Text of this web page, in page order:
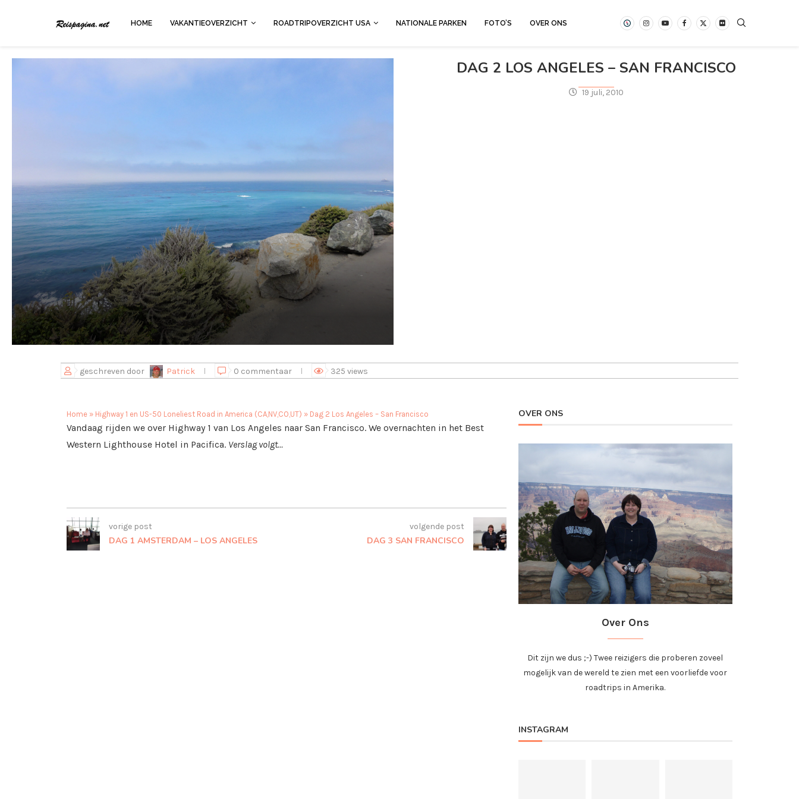
HOME VAKANTIEOVERZICHT ROADTRIPOVERZICHT USA NATIONALE PARKEN FOTO’S OVER ONS
DAG 2 LOS ANGELES – SAN FRANCISCO
19 juli, 2010
geschreven door Patrick 0 commentaar 325 views
Home » Highway 1 en US-50 Loneliest Road in America (CA,NV,CO,UT) » Dag 2 Los Angeles – San Francisco
Vandaag rijden we over Highway 1 van Los Angeles naar San Francisco. We overnachten in het Best
Western Lighthouse Hotel in Pacifica. Verslag volgt…
vorige post
DAG 1 AMSTERDAM – LOS ANGELES
volgende post
DAG 3 SAN FRANCISCO
OVER ONS
Over Ons
Dit zijn we dus ;-) Twee reizigers die proberen zoveel
mogelijk van de wereld te zien met een voorliefde voor
roadtrips in Amerika.
INSTAGRAM